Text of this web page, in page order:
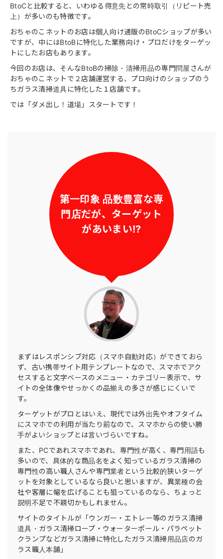
BtoCと比較すると、いわゆる得意先との常時取引（リピート売
上）が多いのも特徴です。
おちゃのこネットのお店は個人向け通販のBtoCショップが多い
ですが、中にはBtoBに特化した業務向け・プロだけをターゲッ
トにしたお店もあります。
今回のお店は、そんなBtoBの掃除・清掃用品の専門問屋さんが
おちゃのこネットで２店舗運営する、プロ向けのショップのう
ちガラス清掃道具に特化した１店舗です。
では「ダメ出し！道場」スタートです！
第一印象 品数豊富な専
門店だが、ターゲット
があいまい!?
まずはレスポンシブ対応（スマホ自動対応）ができておら
ず、古い携帯サイト用テンプレートなので、スマホでアク
セスすると文字ベースのメニュー・カテゴリー表示で、サ
イトの全体像やせっかくの品揃えの多さが感じにくいで
す。
ターゲットがプロとはいえ、現代では外出先やオフタイム
にスマホでの利用が当たり前なので、スマホからの使い勝
手がよいショップとは言いづらいですね。
また、PCであれスマホであれ、専門性が高く、専門用語も
多いので、具体的な商品名をよく知っているガラス清掃の
専門性の高い職人さんや専門業者という比較的狭いターゲ
ットを対象としているなら良いと思いますが、異業種の会
社や客層に幅を広げることも狙っているのなら、ちょっと
説明不足で不親切かもしれません。
サイトのタイトルが「ウンガー・エトレー等のガラス清掃
道具・ガラス清掃ロープ・ウォーターポール・パラペット
クランプなどガラス清掃に特化したガラス清掃用品店のガ
ラス職人本舗」